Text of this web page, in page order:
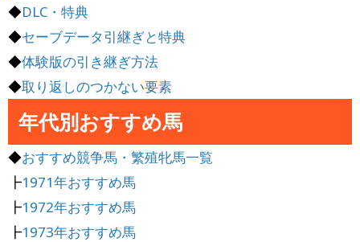
◆DLC・特典
◆セーブデータ引継ぎと特典
◆体験版の引き継ぎ方法
◆取り返しのつかない要素
年代別おすすめ馬
◆おすすめ競争馬・繁殖牝馬一覧
┣1971年おすすめ馬
┣1972年おすすめ馬
┣1973年おすすめ馬